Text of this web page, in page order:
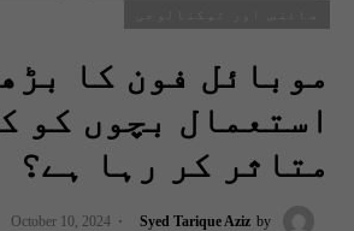
موبائل فون کا
استعمال بچوں کو
متاثر کر رہا ہے؟
by
Syed Tarique Aziz
October 10, 2024